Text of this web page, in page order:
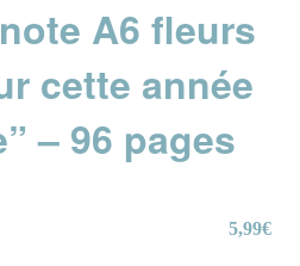
A6 fleurs
cette année
– 96 pages
5,99€